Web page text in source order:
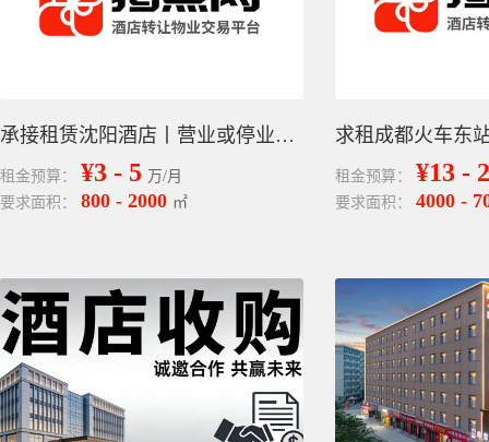
承接租赁沈阳酒店丨营业或停业30-60间客房
租金预算： ¥3 - 5 万/月
要求面积：
800 - 2000 ㎡
租金预算： ¥13 -
要求面积： 4000 -